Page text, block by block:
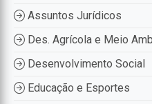
Assuntos Jurídicos
Des. Agrícola e Meio
Desenvolvimento Social
Educação e Esportes